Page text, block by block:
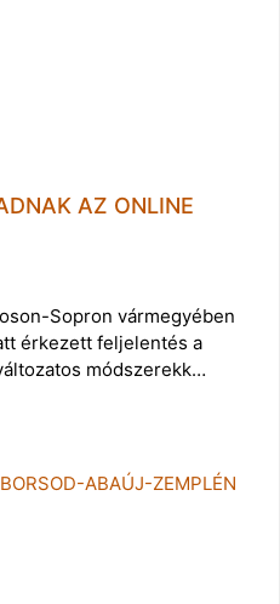
AZ ONLINE
Sopron vármegyében
érkezett feljelentés a
módszerekk…